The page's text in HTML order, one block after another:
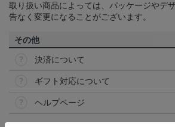
取り扱い商品によっては、パッケージやデ
告なく変更になることがございます。
その他
決済について
ギフト対応について
ヘルプページ